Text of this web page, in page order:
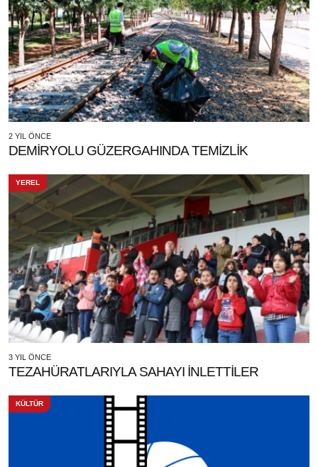
2 YIL ÖNCE
DEMİRYOLU GÜZERGAHINDA TEMİZLİK
YEREL
3 YIL ÖNCE
TEZAHÜRATLARIYLA SAHAYI İNLETTİLER
KÜLTÜR